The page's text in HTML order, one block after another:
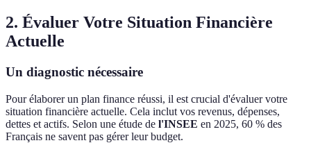
2. Évaluer Votre Situation Financière
Actuelle
Un diagnostic nécessaire
Pour élaborer un plan finance réussi, il est crucial d'évaluer votre
situation financière actuelle. Cela inclut vos revenus, dépenses,
dettes et actifs. Selon une étude de l'INSEE en 2025, 60 % des
Français ne savent pas gérer leur budget.